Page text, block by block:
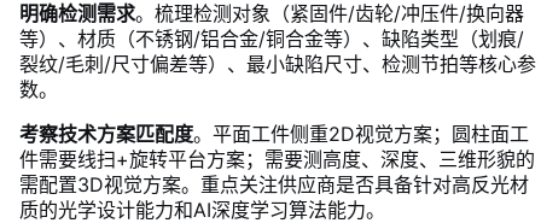
明确检测需求。梳理检测对象（紧固件/齿轮/冲压件/换向器
等）、材质（不锈钢/铝合金/铜合金等）、缺陷类型（划痕/
裂纹/毛刺/尺寸偏差等）、最小缺陷尺寸、检测节拍等核心参
数。
考察技术方案匹配度。平面工件侧重2D视觉方案；圆柱面工
件需要线扫+旋转平台方案；需要测高度、深度、三维形貌的
需配置3D视觉方案。重点关注供应商是否具备针对高反光材
质的光学设计能力和AI深度学习算法能力。